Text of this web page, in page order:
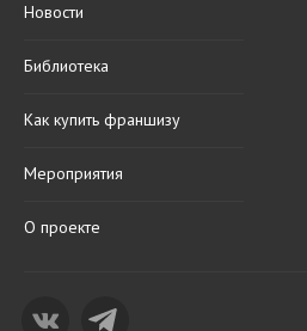
Новости
Библиотека
Как купить франшизу
Мероприятия
О проекте